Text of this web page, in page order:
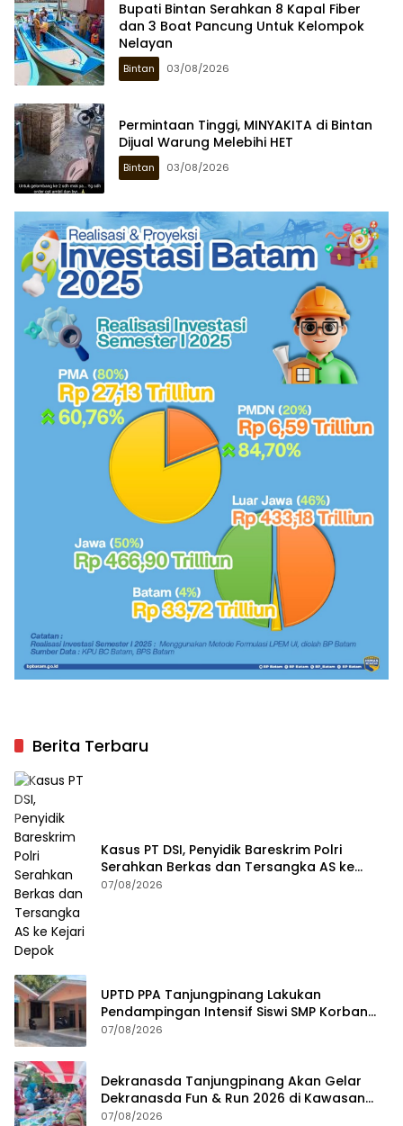
Bupati Bintan Serahkan 8 Kapal Fiber
dan 3 Boat Pancung Untuk Kelompok
Nelayan
Bintan 03/08/2026
Permintaan Tinggi, MINYAKITA di Bintan
Dijual Warung Melebihi HET
Bintan 03/08/2026
Berita Terbaru
Kasus PT DSI, Penyidik Bareskrim Polri
Serahkan Berkas dan Tersangka AS ke
Kejari Depok
07/08/2026
UPTD PPA Tanjungpinang Lakukan
Pendampingan Intensif Siswi SMP Korban
Asusila
07/08/2026
Dekranasda Tanjungpinang Akan Gelar
Dekranasda Fun & Run 2026 di Kawasan
Gedung Gonggong
07/08/2026